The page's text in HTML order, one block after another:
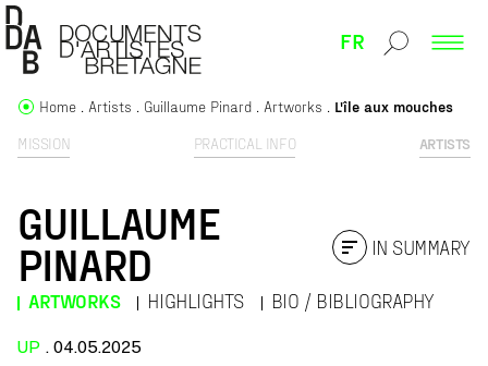
FR
MISSION PRACTICAL INFO ARTISTS
Home Artists Guillaume Pinard Artworks L'île aux mouches
GUILLAUME
PINARD
ARTWORKS HIGHLIGHTS BIO / BIBLIOGRAPHY
IN SUMMARY
UP . 04.05.2025